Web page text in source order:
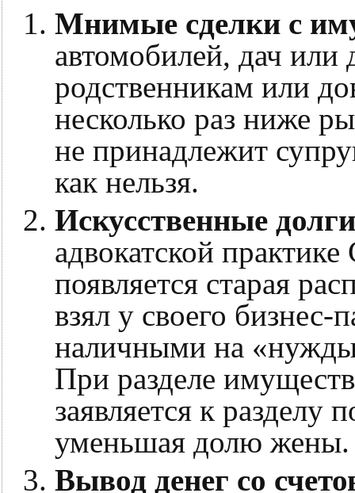
Мнимые сделки с
автомобилей, дач или
родственникам или
несколько раз ниже
не принадлежит
как нельзя.
Искусственные
адвокатской
появляется старая
взял у своего
наличными на «нужды
При разделе
заявляется к разделу
уменьшая долю жены.
Вывод денег со